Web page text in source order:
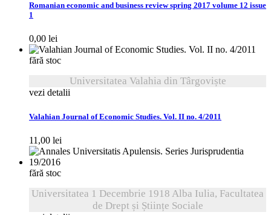
Romanian economic and business review spring 2017 volume 12 issue
1
0,00 lei
fără stoc
Universitatea Valahia din Târgoviște
vezi detalii
Valahian Journal of Economic Studies. Vol. II no. 4/2011
11,00 lei
fără stoc
Universitatea 1 Decembrie 1918 Alba Iulia, Facultatea
de Drept și Științe Sociale